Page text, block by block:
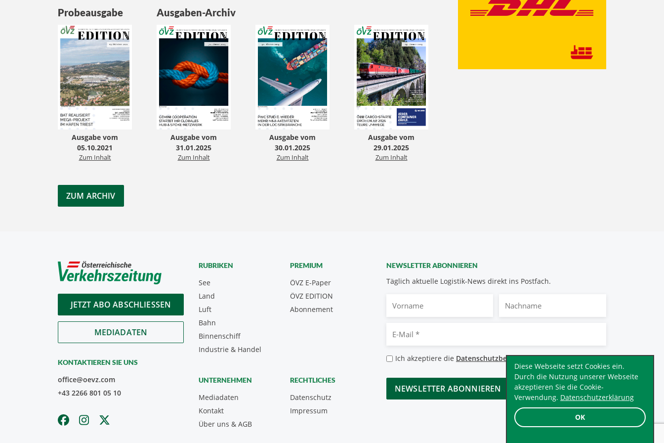
OK
Diese Webseite setzt Cookies ein.
Durch die Nutzung unserer Webseite
akzeptieren Sie die Cookie-
Verwendung. Datenschutzerklärung
Probeausgabe
Ausgabe vom
05.10.2021
Zum Inhalt
Ausgaben-Archiv
Ausgabe vom
31.01.2025
Zum Inhalt
Ausgabe vom
30.01.2025
Zum Inhalt
Ausgabe vom
29.01.2025
Zum Inhalt
ZUM ARCHIV
JETZT ABO ABSCHLIESSEN
MEDIADATEN
KONTAKTIEREN SIE UNS
office@oevz.com
+43 2266 801 05 10
NEWSLETTER ABONNIEREN
Täglich aktuelle Logistik-News direkt ins Postfach.
Mail
Datenschutzbestimmungen
Ich akzeptiere die Datenschutzbestimmungen.*
CAPTCHA
RUBRIKEN
See
Land
Luft
Bahn
Binnenschiff
Industrie & Handel
PREMIUM
ÖVZ E-Paper
Abonnement
ÖVZ EDITION
UNTERNEHMEN
Mediadaten
Kontakt
Über uns & AGB
RECHTLICHES
Datenschutz
Impressum